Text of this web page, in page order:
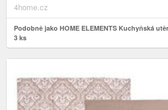
4home.cz
Podobně jako HOME ELEMENTS Kuchyňská
3 ks